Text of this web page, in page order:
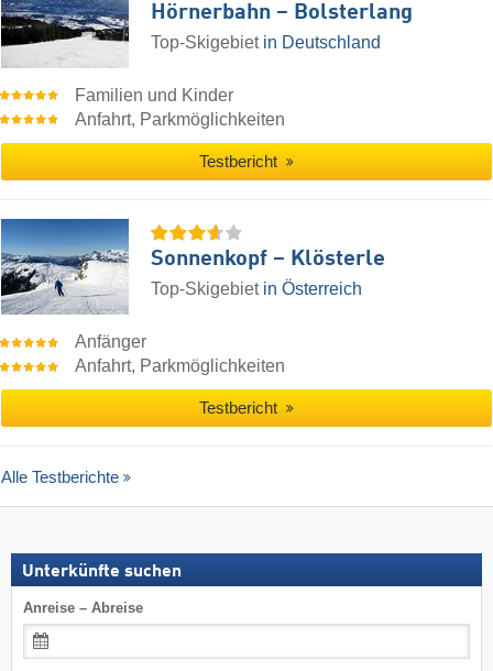
Hörnerbahn – Bolsterlang
Top-Skigebiet in Deutschland
Familien und Kinder
Anfahrt, Parkmöglichkeiten
Testbericht
Sonnenkopf – Klösterle
Top-Skigebiet in Österreich
Anfänger
Anfahrt, Parkmöglichkeiten
Testbericht
Alle Testberichte
Unterkünfte suchen
Anreise – Abreise